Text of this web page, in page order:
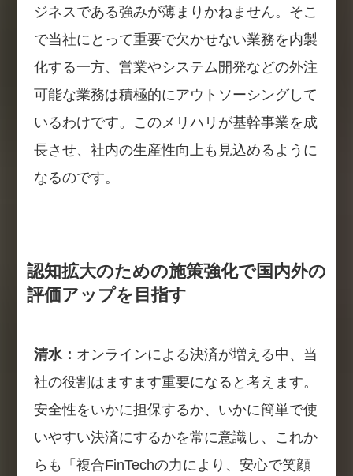
ジネスである強みが薄まりかねません。そこ
で当社にとって重要で欠かせない業務を内製
化する一方、営業やシステム開発などの外注
可能な業務は積極的にアウトソーシングして
いるわけです。このメリハリが基幹事業を成
長させ、社内の生産性向上も見込めるように
なるのです。
認知拡大のための施策強化で国内外の
評価アップを目指す
清水： オンラインによる決済が増える中、当
社の役割はますます重要になると考えます。
安全性をいかに担保するか、いかに簡単で使
いやすい決済にするかを常に意識し、これか
らも「複合FinTechの力により、安心で笑顔